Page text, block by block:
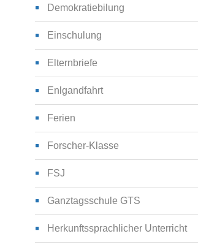
Demokratiebilung
Einschulung
Elternbriefe
Enlgandfahrt
Ferien
Forscher-Klasse
FSJ
Ganztagsschule GTS
Herkunftssprachlicher Unterricht